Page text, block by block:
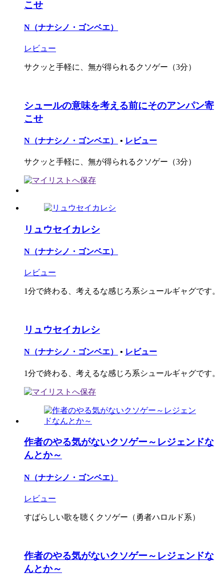
こせ
N（ナナシノ・ゴンベエ）
レビュー
サクッと手軽に、無が得られるクソゲー（3分）
シュールの意味を考える前にそのアンパン寄
こせ
N（ナナシノ・ゴンベエ） • レビュー
サクッと手軽に、無が得られるクソゲー（3分）
リュウセイカレシ
N（ナナシノ・ゴンベエ）
レビュー
1分で終わる、考えるな感じろ系シュールギャグです。
リュウセイカレシ
N（ナナシノ・ゴンベエ） • レビュー
1分で終わる、考えるな感じろ系シュールギャグです。
作者のやる気がないクソゲー～レジェンドな
んとか～
N（ナナシノ・ゴンベエ）
レビュー
すばらしい歌を聴くクソゲー（勇者ハロルド系）
作者のやる気がないクソゲー～レジェンドな
んとか～